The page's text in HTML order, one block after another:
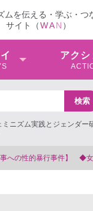
ムを伝える・学ぶ・つ
サイト（WAN ）
アクシ
ニズム実践とジェンダー
行事件】 ◆女性検事を支